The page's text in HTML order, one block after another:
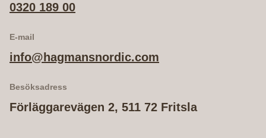
0320 189 00
E-mail
info@hagmansnordic.com
Besöksadress
Förläggarevägen 2, 511 72 Fritsla